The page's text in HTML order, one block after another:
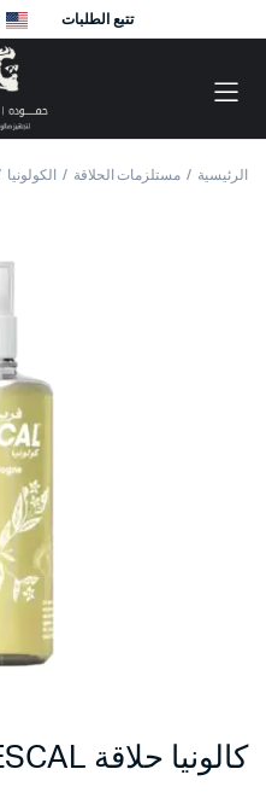
تتبع الطلبات
الرئيسية مستلزمات الحلاقة الكولونيا
كالونيا حلاقة FRESCAL